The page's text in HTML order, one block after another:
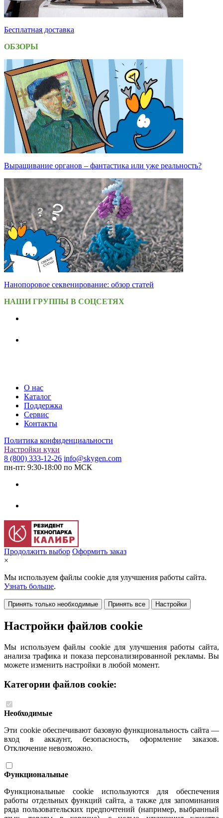
Бесплатная доставка
ОБЗОРЫ
Выращивание органов – фантастика или уже реальность?
Нанопоровое секвенирование: обзор статей
НАШИ ГРУППЫ В СОЦСЕТЯХ
О нас
Каталог
Поддержка
Сервис
Контакты
Политика конфиденциальности
Настройки куки
8 (800) 333-12-26 info@skygen.com
пн-пт: 9:30-18:00 по МСК
Продолжить выбор Оформить заказ
×
Мы используем файлы cookie для улучшения работы сайта.
Узнать больше.
Принять только необходимые Принять все Настройки
Настройки файлов cookie
Мы используем файлы cookie для улучшения работы сайта,
анализа трафика и показа персонализированной рекламы. Вы
можете изменить настройки в любой момент.
Категории файлов cookie:
Необходимые
Эти cookie обеспечивают базовую функциональность сайта —
вход в аккаунт, безопасность, оформление заказов.
Отключение невозможно.
Функциональные
Функциональные cookie используются для обеспечения
работы отдельных функций сайта, а также для запоминания
ряда пользовательских предпочтений (например, выбранный